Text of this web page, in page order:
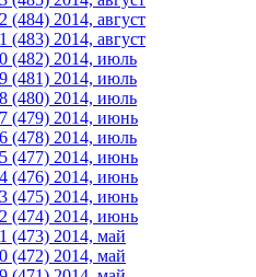
(484) 2014, август
(483) 2014, август
(482) 2014, июль
(481) 2014, июль
(480) 2014, июль
(479) 2014, июнь
(478) 2014, июль
(477) 2014, июнь
(476) 2014, июнь
(475) 2014, июнь
(474) 2014, июнь
(473) 2014, май
(472) 2014, май